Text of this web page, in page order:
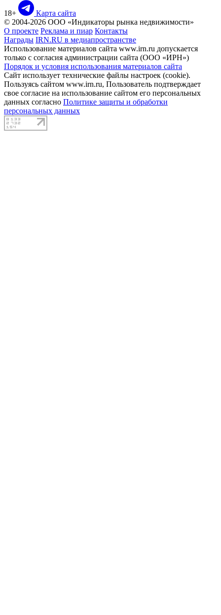
18+
Карта сайта
© 2004-2026 ООО «Индикаторы рынка недвижимости»
О проекте Реклама и пиар Контакты
Награды IRN.RU в медиапространстве
Использование материалов сайта www.irn.ru допускается
только с согласия администрации сайта (ООО «ИРН»)
Порядок и условия использования материалов сайта
Сайт использует технические файлы настроек (cookie).
Пользуясь сайтом www.irn.ru, Пользователь подтверждает
свое согласие на использование сайтом его персональных
данных согласно Политике защиты и обработки
персональных данных